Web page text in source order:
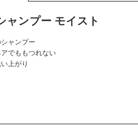
ャンプー モイスト
ャンプー
でももつれない
上がり